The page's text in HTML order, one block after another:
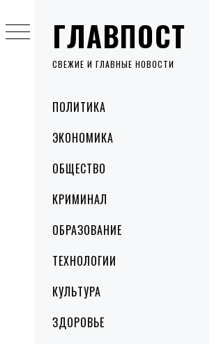
ГЛАВПОСТ
СВЕЖИЕ И ГЛАВНЫЕ НОВОСТИ
MenuПОЛИТИКА
ЭКОНОМИКА
ОБЩЕСТВО
КРИМИНАЛ
ОБРАЗОВАНИЕ
ТЕХНОЛОГИИ
КУЛЬТУРА
ЗДОРОВЬЕ
to
content